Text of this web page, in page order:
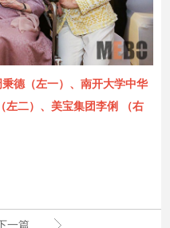
德（左一）、南开大学中华
左二）、美宝集团李俐 （右
一篇